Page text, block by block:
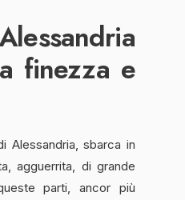
finezza e
Alessandria, sbarca in
agguerrita, di grande
parti, ancor più